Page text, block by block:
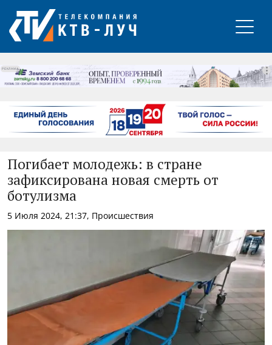
РЕКЛАМА
Погибает молодежь: в стране
зафиксирована новая смерть от
ботулизма
5 Июля 2024, 21:37, Происшествия